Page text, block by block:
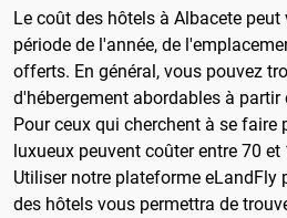
Le coût des hôtels à Albacete
période de l'année, de
offerts. En général, vous pouvez
d'hébergement abordables à
Pour ceux qui cherchent à se faire
luxueux peuvent coûter entre 70
Utiliser notre plateforme eLandFly
des hôtels vous permettra de